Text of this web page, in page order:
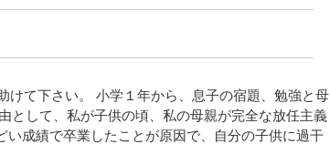
て下さい。 小学１年から、息子の宿題、勉強と母
として、私が子供の頃、私の母親が完全な放任主義
成績で卒業したことが原因で、自分の子供に過干